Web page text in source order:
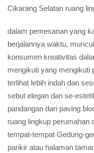
Cikarang Selatan ruang
dalam pemesanan yang
berjalannya waktu,
konsumen kreativitas
mengikuti yang mengikuti
terlihat lebih indah dan
sebut elegan dan se-
pandangan dari paving
ruang lingkup perumahan
tempat-tempat Gedung-
parikir atau halaman